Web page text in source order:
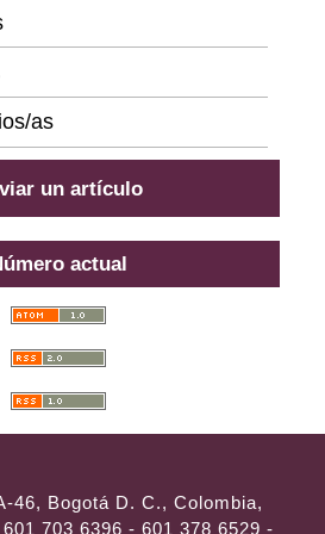
as
un artículo
actual
46, Bogotá D. C., Colombia,
703 6396 - 601 378 6529 -